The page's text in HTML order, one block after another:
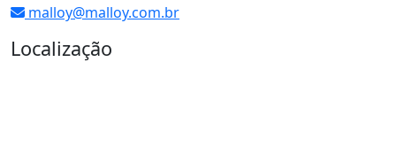
malloy@malloy.com.br
Localização